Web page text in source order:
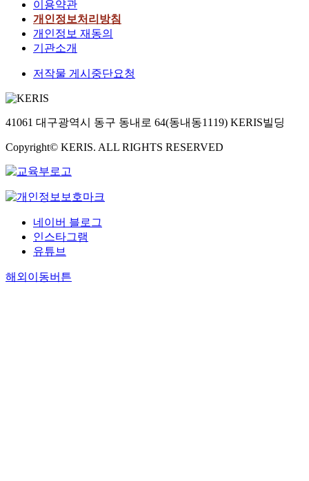
이용약관
개인정보처리방침
개인정보 재동의
기관소개
저작물 게시중단요청
41061 대구광역시 동구 동내로 64(동내동1119) KERIS빌딩
Copyright© KERIS. ALL RIGHTS RESERVED
네이버 블로그
인스타그램
유튜브
해외이동버튼